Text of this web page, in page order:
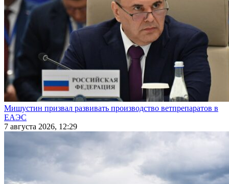
Мишустин призвал развивать производство ветпрепаратов в
ЕАЭС
7 августа 2026, 12:29